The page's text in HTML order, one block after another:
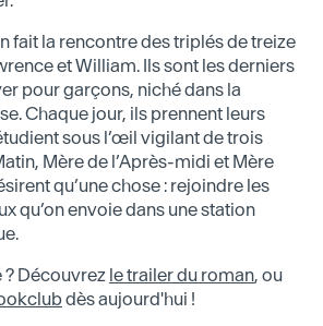
fait la rencontre des triplés de treize
et William. Ils sont les derniers
pour garçons, niché dans la
Chaque jour, ils prennent leurs
sous l’œil vigilant de trois
Mère de l’Après-midi et Mère
qu’une chose : rejoindre les
qu’on envoie dans une station
? Découvrez le trailer du roman, ou
dès aujourd'hui !